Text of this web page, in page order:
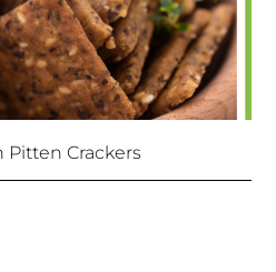
Pitten Crackers